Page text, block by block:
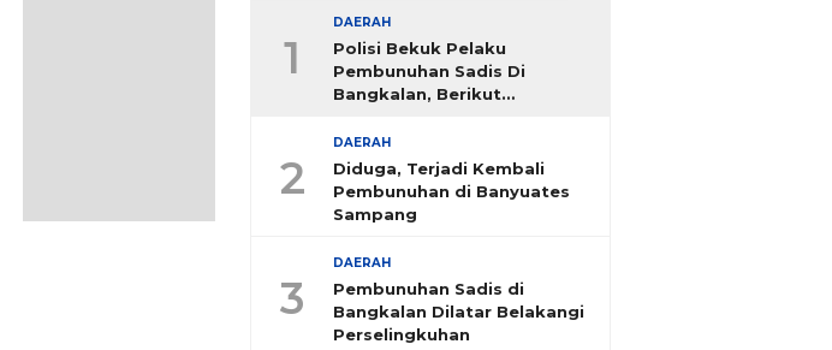
1
DAERAH
Polisi Bekuk Pelaku
Pembunuhan Sadis Di
Bangkalan, Berikut
2
DAERAH
Diduga, Terjadi Kembali
Pembunuhan di Banyuates
Sampang
3
DAERAH
Pembunuhan Sadis di
Bangkalan Dilatar Belakangi
Perselingkuhan